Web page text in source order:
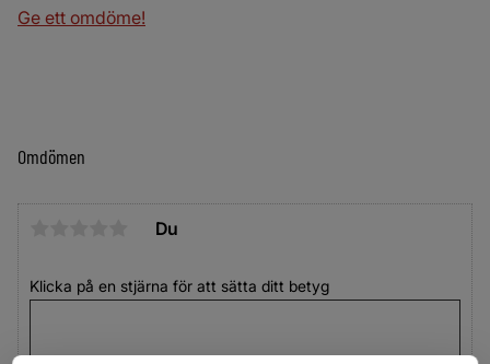
Ge ett omdöme!
Omdömen
Du
Klicka på en stjärna för att sätta ditt betyg